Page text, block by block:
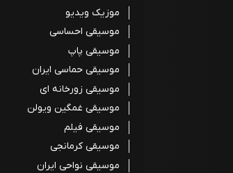
موزیک ویدیو
موسیقی احساسی
موسیقی پاپ
موسیقی حماسی ایران
موسیقی زورخانه ای
موسیقی غمگین ویولن
موسیقی فیلم
موسیقی کرمانجی
موسیقی نواحی ایران